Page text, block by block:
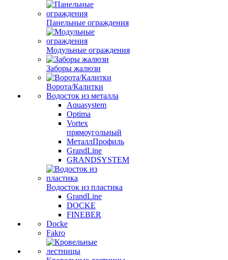
Панельные ограждения
Модульные ограждения
Заборы жалюзи
Ворота/Калитки
Водосток из металла
Aquasystem
Optima
Vortex
прямоугольный
МеталлПрофиль
GrandLine
GRANDSYSTEM
Водосток из пластика
GrandLine
DOCKE
FINEBER
Docke
Fakro